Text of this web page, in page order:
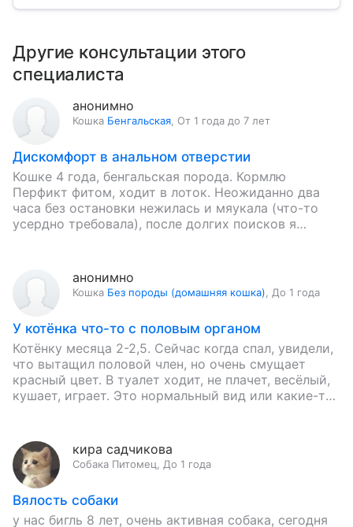
Другие консультации этого
специалиста
анонимно
Кошка Бенгальская От 1 года до 7 лет
Дискомфорт в анальном отверстии
Кошке 4 года, бенгальская порода. Кормлю
Перфикт фитом, ходит в лоток. Неожиданно два
часа без остановки нежилась и мяукала (что-то
усердно требовала), после долгих поисков я
анонимно
Кошка Без породы (домашняя кошка) До 1 года
У котёнка что-то с половым органом
Котёнку месяца 2-2,5. Сейчас когда спал, увидели,
что вытащил половой член, но очень смущает
красный цвет. В туалет ходит, не плачет, весёлый,
кушает, играет. Это нормальный вид или какие-то
кира садчикова
Собака Питомец До 1 года
Вялость собаки
у нас бигль 8 лет, очень активная собака, сегодня